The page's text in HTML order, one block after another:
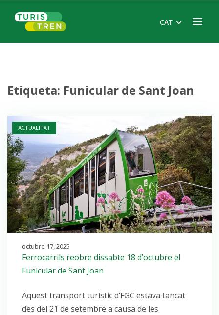
content
Home Menu
CAT
Etiqueta: Funicular de Sant Joan
ACTUALITAT
Open post
octubre 17, 2025
Ferrocarrils reobre dissabte 18 d’octubre el
Funicular de Sant Joan
Aquest transport turístic d’FGC estava tancat
des del 21 de setembre a causa de les